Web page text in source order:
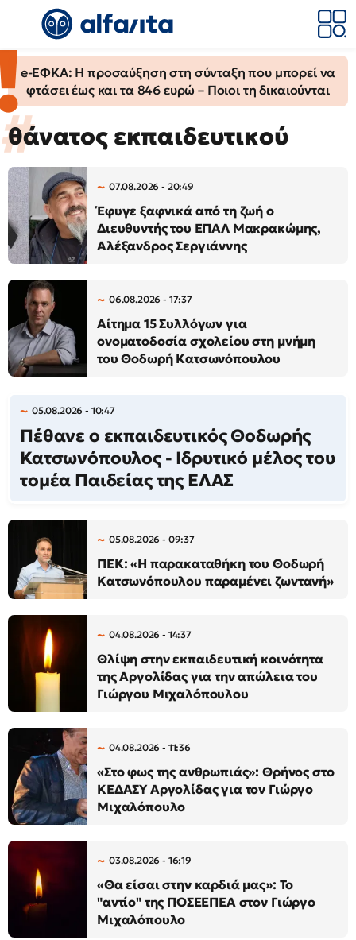
e-ΕΦΚΑ: Η προσαύξηση στη σύνταξη που μπορεί να
φτάσει έως και τα 846 ευρώ – Ποιοι τη δικαιούνται
θάνατος εκπαιδευτικού
07.08.2026 - 20:49
Έφυγε ξαφνικά από τη ζωή ο
Διευθυντής του ΕΠΑΛ Μακρακώμης,
Αλέξανδρος Σεργιάννης
06.08.2026 - 17:37
Αίτημα 15 Συλλόγων για
ονοματοδοσία σχολείου στη μνήμη
του Θοδωρή Κατσωνόπουλου
05.08.2026 - 10:47
Πέθανε ο εκπαιδευτικός Θοδωρής
Κατσωνόπουλος - Ιδρυτικό μέλος του
τομέα Παιδείας της ΕΛΑΣ
05.08.2026 - 09:37
ΠΕΚ: «Η παρακαταθήκη του Θοδωρή
Κατσωνόπουλου παραμένει ζωντανή»
04.08.2026 - 14:37
Θλίψη στην εκπαιδευτική κοινότητα
της Αργολίδας για την απώλεια του
Γιώργου Μιχαλόπουλου
04.08.2026 - 11:36
«Στο φως της ανθρωπιάς»: Θρήνος στο
ΚΕΔΑΣΥ Αργολίδας για τον Γιώργο
Μιχαλόπουλο
03.08.2026 - 16:19
«Θα είσαι στην καρδιά μας»: Το
"αντίο" της ΠΟΣΕΕΠΕΑ στον Γιώργο
Μιχαλόπουλο